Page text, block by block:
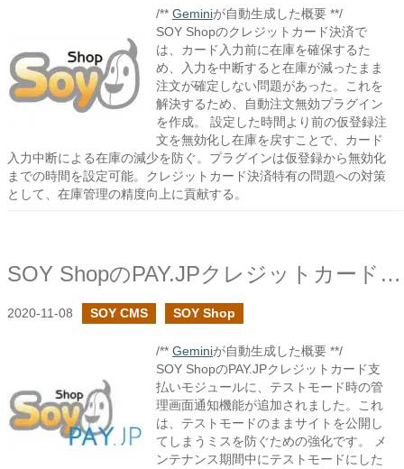
/** Geminiが自動生成した概要 **/
SOY Shopのクレジットカード決済で
は、カード入力前に在庫を確保するた
め、入力を中断すると在庫が減ったまま
注文が確定しない問題があった。これを
解決するため、自動注文無効プラグイン
を作成。 設定した時間より前の仮登録注
文を無効化し在庫を戻すことで、カード
入力中断による在庫の減少を防ぐ。プラグインは仮登録から無効化
までの時間を設定可能。クレジットカード決済特有の問題への対策
として、在庫管理の精度向上に貢献する。
SOY ShopのPAY.JPクレジットカード支払いモジュールでテストモードの通知を強化しました
2020-11-08 SOY CMS SOY Shop
/** Geminiが自動生成した概要 **/
SOY ShopのPAY.JPクレジットカード支
払いモジュールに、テストモード時の管
理画面通知機能が追加されました。これ
は、テストモードのままサイトを公開し
てしまうミスを防ぐための強化です。 メ
ンテナンス期間中にテストモードにした